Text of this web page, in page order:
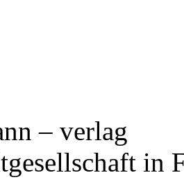
– verlag
in